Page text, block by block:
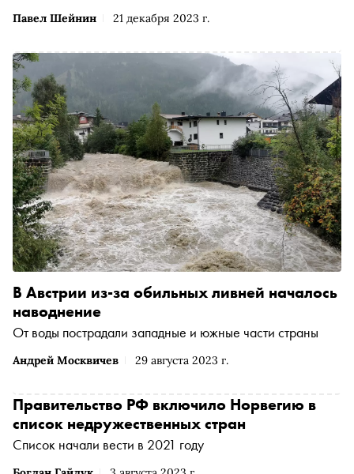
Павел Шейнин 21 декабря 2023 г.
Андрей Москвичев 29 августа 2023 г.
В Австрии из-за обильных ливней началось
наводнение
От воды пострадали западные и южные части страны
Правительство РФ включило Норвегию в
список недружественных стран
Список начали вести в 2021 году